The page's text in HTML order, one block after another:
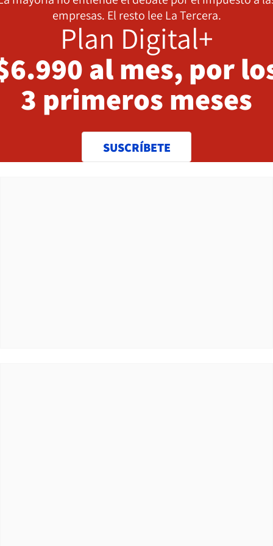
empresas. El resto lee La Tercera.
Plan Digital+
al mes, por
3 primeros meses
SUSCRÍBETE